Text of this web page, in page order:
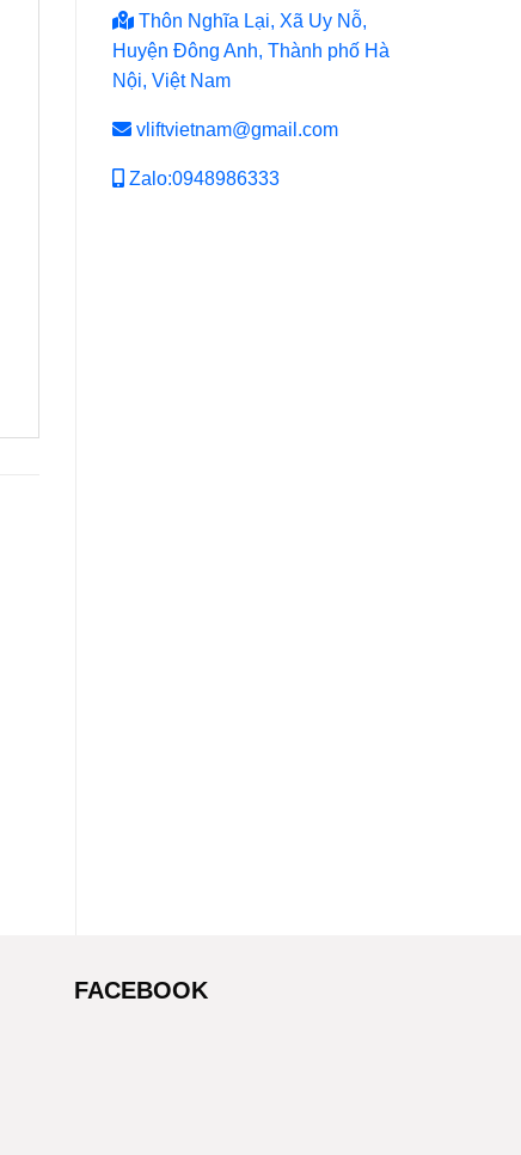
Thôn Nghĩa Lại, Xã Uy Nỗ,
Huyện Đông Anh, Thành phố Hà
Nội, Việt Nam
vliftvietnam@gmail.com
Zalo:0948986333
FACEBOOK